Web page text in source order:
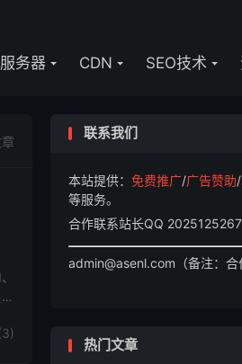
务器 CDN SEO技术
3)
联系我们
本站提供： 免费推广/广告赞助/
等服务。
合作联系站长QQ 2025125267
admin@asenl.com（备注：合
热门文章